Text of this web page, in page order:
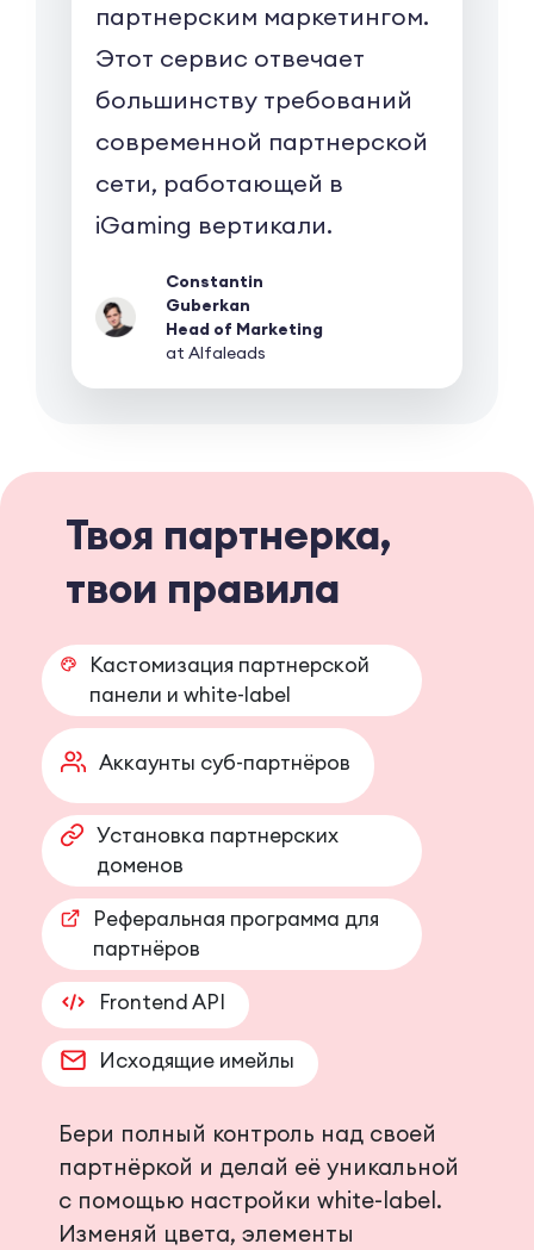
партнерским маркетингом.
Этот сервис отвечает
большинству требований
современной партнерской
сети, работающей в
iGaming вертикали.
Constantin
Guberkan
Head of Marketing
at Alfaleads
Твоя партнерка,
твои правила
Кастомизация партнерской
панели и white-label
Аккаунты суб-партнёров
Установка партнерских
доменов
Реферальная программа для
партнёров
Frontend API
Исходящие имейлы
Бери полный контроль над своей
партнёркой и делай её уникальной
с помощью настройки white-label.
Изменяй цвета, элементы